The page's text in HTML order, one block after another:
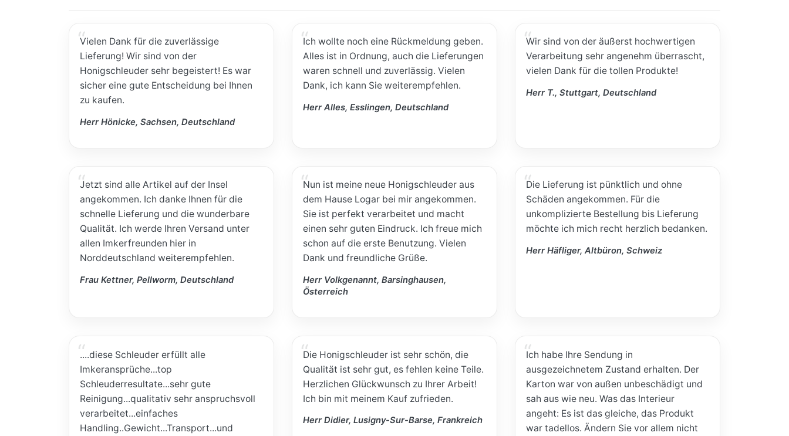
Vielen Dank für die zuverlässige
Lieferung! Wir sind von der
Honigschleuder sehr begeistert! Es war
sicher eine gute Entscheidung bei Ihnen
zu kaufen.
Herr Hönicke, Sachsen, Deutschland
Ich wollte noch eine Rückmeldung geben.
Alles ist in Ordnung, auch die Lieferungen
waren schnell und zuverlässig. Vielen
Dank, ich kann Sie weiterempfehlen.
Herr Alles, Esslingen, Deutschland
Wir sind von der äußerst hochwertigen
Verarbeitung sehr angenehm überrascht,
vielen Dank für die tollen Produkte!
Herr T., Stuttgart, Deutschland
Jetzt sind alle Artikel auf der Insel
angekommen. Ich danke Ihnen für die
schnelle Lieferung und die wunderbare
Qualität. Ich werde Ihren Versand unter
allen Imkerfreunden hier in
Norddeutschland weiterempfehlen.
Frau Kettner, Pellworm, Deutschland
Nun ist meine neue Honigschleuder aus
dem Hause Logar bei mir angekommen.
Sie ist perfekt verarbeitet und macht
einen sehr guten Eindruck. Ich freue mich
schon auf die erste Benutzung. Vielen
Dank und freundliche Grüße.
Herr Volkgenannt, Barsinghausen,
Österreich
Die Lieferung ist pünktlich und ohne
Schäden angekommen. Für die
unkomplizierte Bestellung bis Lieferung
möchte ich mich recht herzlich bedanken.
Herr Häfliger, Altbüron, Schweiz
....diese Schleuder erfüllt alle
Imkeransprüche...top
Schleuderresultate...sehr gute
Reinigung...qualitativ sehr anspruchsvoll
verarbeitet...einfaches
Handling..Gewicht...Transport...und
Die Honigschleuder ist sehr schön, die
Qualität ist sehr gut, es fehlen keine Teile.
Herzlichen Glückwunsch zu Ihrer Arbeit!
Ich bin mit meinem Kauf zufrieden.
Herr Didier, Lusigny-Sur-Barse, Frankreich
Ich habe Ihre Sendung in
ausgezeichnetem Zustand erhalten. Der
Karton war von außen unbeschädigt und
sah aus wie neu. Was das Interieur
angeht: Es ist das gleiche, das Produkt
war tadellos. Ändern Sie vor allem nicht